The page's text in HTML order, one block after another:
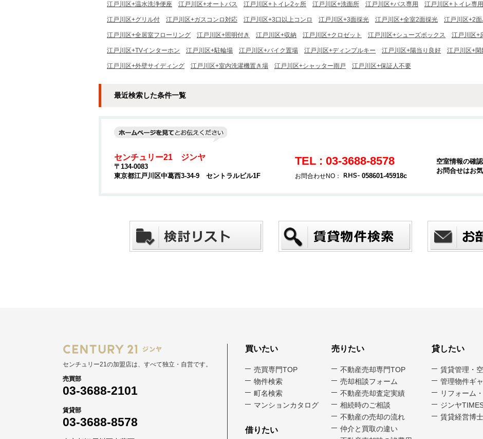
江戸川区+温水洗浄便座 江戸川区+オートバス 江戸川区+トイレ2ヶ所 江戸川区+洗面所 江戸川区+バス専用 江戸川区+トイレ専用
江戸川区+グリル付 江戸川区+ガスコンロ対応 江戸川区+3口以上コンロ 江戸川区+3面採光 江戸川区+全室2面採光 江戸川区+2
江戸川区+全居室フローリング 江戸川区+照明付き 江戸川区+収納 江戸川区+クロゼット 江戸川区+シューズボックス 江戸川区+
江戸川区+TVインターホン 江戸川区+駐輪場 江戸川区+バイク置場 江戸川区+ディンプルキー 江戸川区+陽当り良好 江戸川区+
江戸川区+外壁サイディング 江戸川区+室内洗濯機置き場 江戸川区+シャッター雨戸 江戸川区+保証人不要
最近検索した条件一覧
センチュリー21 ジンヤ
〒134-0083
東京都江戸川区中葛西3-34-9 セントラルビル1F
TEL : 03-3688-8578
お問合わせNO： 058601-45918c
空室情報の確
お問合せはお
センチュリー21の加盟店は、すべて独立・自営です。
売買部
03-3688-2101
賃貸部
03-3688-8578
買いたい
売買専門TOP
物件検索
町名検索
マンションカタログ
借りたい
売りたい
不動産売却専門TOP
売却相談フォーム
不動産売却査定実績
相続時のご相談
不動産の売却の流れ
仲介と買取の違い
貸したい
賃貸管理・
管理物件ギ
リフォーム
ジンヤ
賃貸経営博